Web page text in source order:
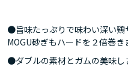
●旨味たっぷりで味わい深い鶏
MOGU砂ぎもハードを２倍巻き
●ダブルの素材とガムの美味し